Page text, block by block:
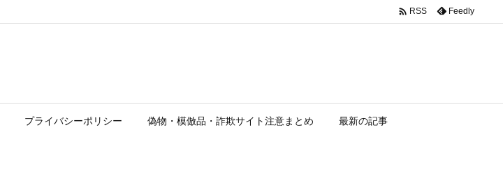
プライバシーポリシー 偽物・模倣品・詐欺サイト注意まとめ 最新の記事
 RSS Feedly